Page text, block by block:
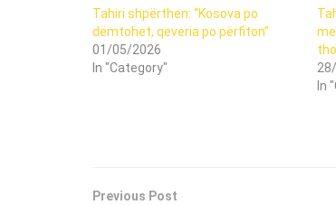
Tahiri shpërthen: “Kosova po
dëmtohet, qeveria po përfiton”
01/05/2026
In "Category"
In
Previous Post